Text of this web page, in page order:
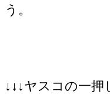
う。
↓↓↓ヤスコの一押